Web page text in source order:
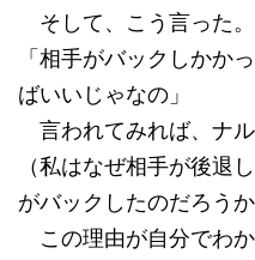
そして、こう言った。
「相手がバックしかか
ばいいじゃなの」
言われてみれば、ナル
（私はなぜ相手が後退
がバックしたのだろうか
この理由が自分でわ